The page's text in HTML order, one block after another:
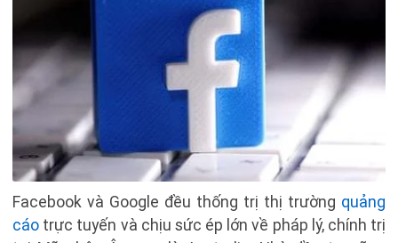
Facebook và Google đều thống trị thị trường quảng
cáo trực tuyến và chịu sức ép lớn về pháp lý, chính trị